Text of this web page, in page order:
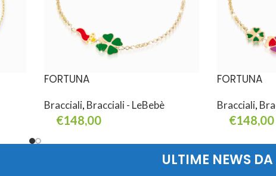
FORTUNA
Bracciali, Bracciali - LeBebè
€148,00
FORTUNA
Bracciali,
€148,00
ULTIME NEWS